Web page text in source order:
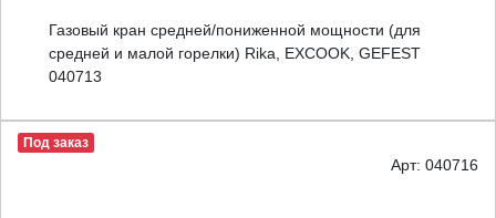
Газовый кран средней/пониженной мощности (для
средней и малой горелки) Rika, EXCOOK, GEFEST
040713
Под заказ
Арт: 040716